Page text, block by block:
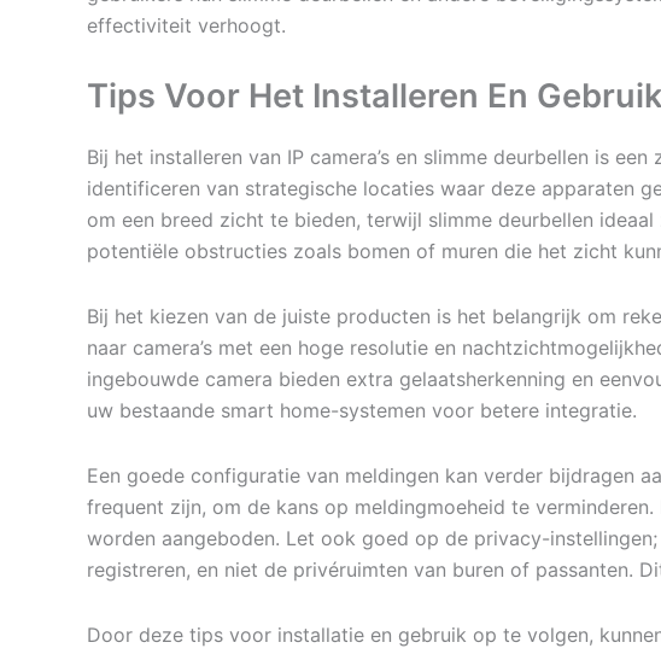
effectiviteit verhoogt.
Tips Voor Het Installeren En
Bij het installeren van IP camera’s en slimme deurbellen is
identificeren van strategische locaties waar deze apparaten
om een breed zicht te bieden, terwijl slimme deurbellen
potentiële obstructies zoals bomen of muren die het zicht
Bij het kiezen van de juiste producten is het belangrijk om
naar camera’s met een hoge resolutie en
ingebouwde camera bieden extra gelaatsherkenning en
uw bestaande smart home-systemen voor betere integratie.
Een goede configuratie van meldingen kan verder bijdragen
frequent zijn, om de kans op meldingmoeheid te
worden aangeboden. Let ook goed op de privacy-
registreren, en niet de privéruimten van buren of passanten.
Door deze tips voor installatie en gebruik op te volgen,